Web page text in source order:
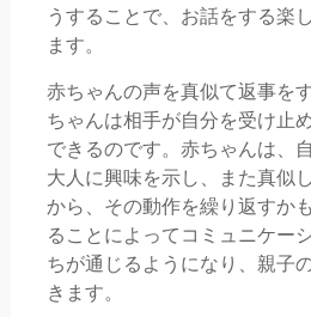
うすることで、お話をする楽
ます。
赤ちゃんの声を真似て返事を
ちゃんは相手が自分を受け止
できるのです。赤ちゃんは、
大人に興味を示し、また真似
から、その動作を繰り返すか
ることによってコミュニケー
ちが通じるようになり、親子
きます。